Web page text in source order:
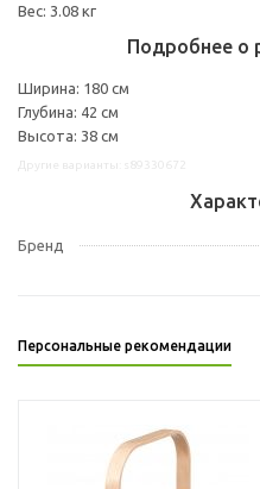
Вес: 3.08 кг
Подробнее о
Ширина: 180 см
Глубина: 42 см
Высота: 38 см
Бренд
Персональные рекомендации